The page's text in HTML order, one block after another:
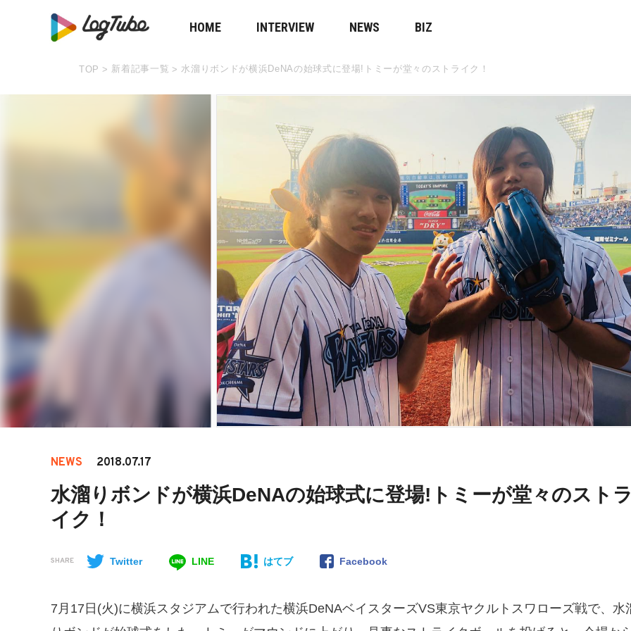
HOME INTERVIEW NEWS BIZ
TOP > 新着記事一覧 > 水溜りボンドが横浜DeNAの始球式に登場!トミーが堂々のストライク！
NEWS 2018.07.17
水溜りボンドが横浜DeNAの始球式に登場!トミーが堂々のスト
イク！
SHARE Twitter LINE はてブ Facebook
7月17日(火)に横浜スタジアムで行われた横浜DeNAベイスターズVS東京ヤクルトスワローズ戦で、水